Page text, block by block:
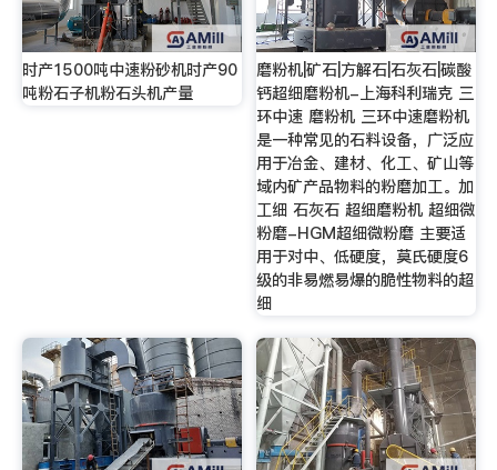
时产1500吨中速粉砂机时产90
吨粉石子机粉石头机产量
磨粉机|矿石|方解石|石灰石|碳酸
钙超细磨粉机-上海科利瑞克 三
环中速 磨粉机 三环中速磨粉机
是一种常见的石料设备，广泛应
用于冶金、建材、化工、矿山等
域内矿产品物料的粉磨加工。加
工细 石灰石 超细磨粉机 超细微
粉磨-HGM超细微粉磨 主要适
用于对中、低硬度，莫氏硬度6
级的非易燃易爆的脆性物料的超
细